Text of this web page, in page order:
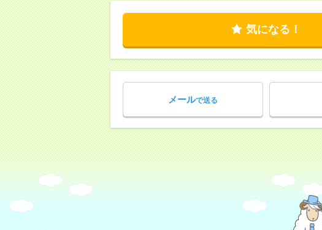
気になる！
メールで送る